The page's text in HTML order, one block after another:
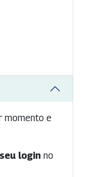
momento e
seu login no